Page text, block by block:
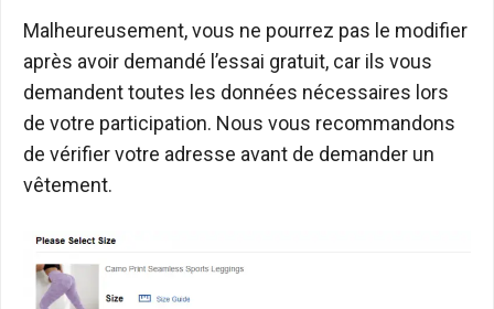
Malheureusement, vous ne pourrez pas le modifier
après avoir demandé l’essai gratuit, car ils vous
demandent toutes les données nécessaires lors
de votre participation. Nous vous recommandons
de vérifier votre adresse avant de demander un
vêtement.